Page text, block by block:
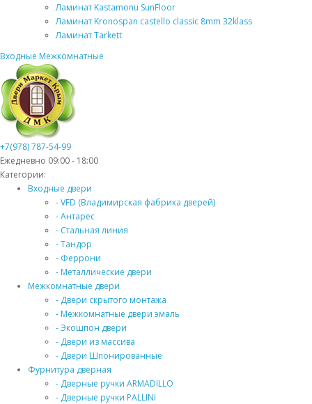
Ламинат Kastamonu SunFloor
Ламинат Kronospan castello classic 8mm 32klass
Ламинат Tarkett
Входные Межкомнатные
+7(978) 787-54-99
Ежедневно 09:00 - 18:00
Категории:
Входные двери
- VFD (Владимирская фабрика дверей)
- Антарес
- Стальная линия
- Тандор
- Феррони
- Металлические двери
Межкомнатные двери
- Двери скрытого монтажа
- Межкомнатные двери эмаль
- Экошпон двери
- Двери из массива
- Двери Шпонированные
Фурнитура дверная
- Дверные ручки ARMADILLO
- Дверные ручки PALLINI